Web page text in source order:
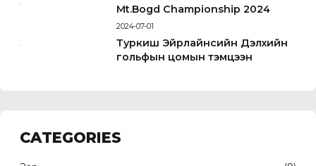
Mt.Bogd Championship 2024
2024-07-01
Туркиш Эйрлайнсийн Дэлхийн
гольфын цомын тэмцээн
CATEGORIES